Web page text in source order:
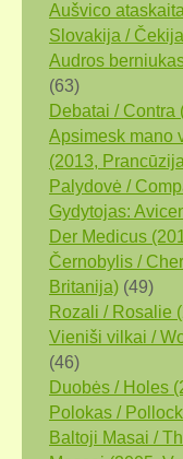
Aušvico
Slovakija /
Audros
(63)
Debatai / Contra
Apsimesk mano
(2013,
Palydovė /
Gydytojas:
Der Medicus
Černobylis /
Britanija) (49)
Rozali / Rosalie
Vieniši vilkai /
(46)
Duobės / Holes
Polokas /
Baltoji Masai /